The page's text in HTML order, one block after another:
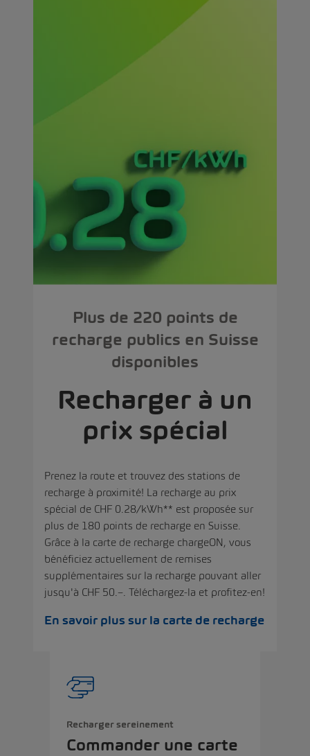
Plus de 220 points de
recharge publics en Suisse
disponibles
Recharger à un
prix spécial
Prenez la route et trouvez des stations de
recharge à proximité! La recharge au prix
spécial de CHF 0.28/kWh** est proposée sur
plus de 180 points de recharge en Suisse.
Grâce à la carte de recharge chargeON, vous
bénéficiez actuellement de remises
supplémentaires sur la recharge pouvant aller
jusqu'à CHF 50.–. Téléchargez-la et profitez-en!
En savoir plus sur la carte de recharge
Commander une carte
Recharger sereinement